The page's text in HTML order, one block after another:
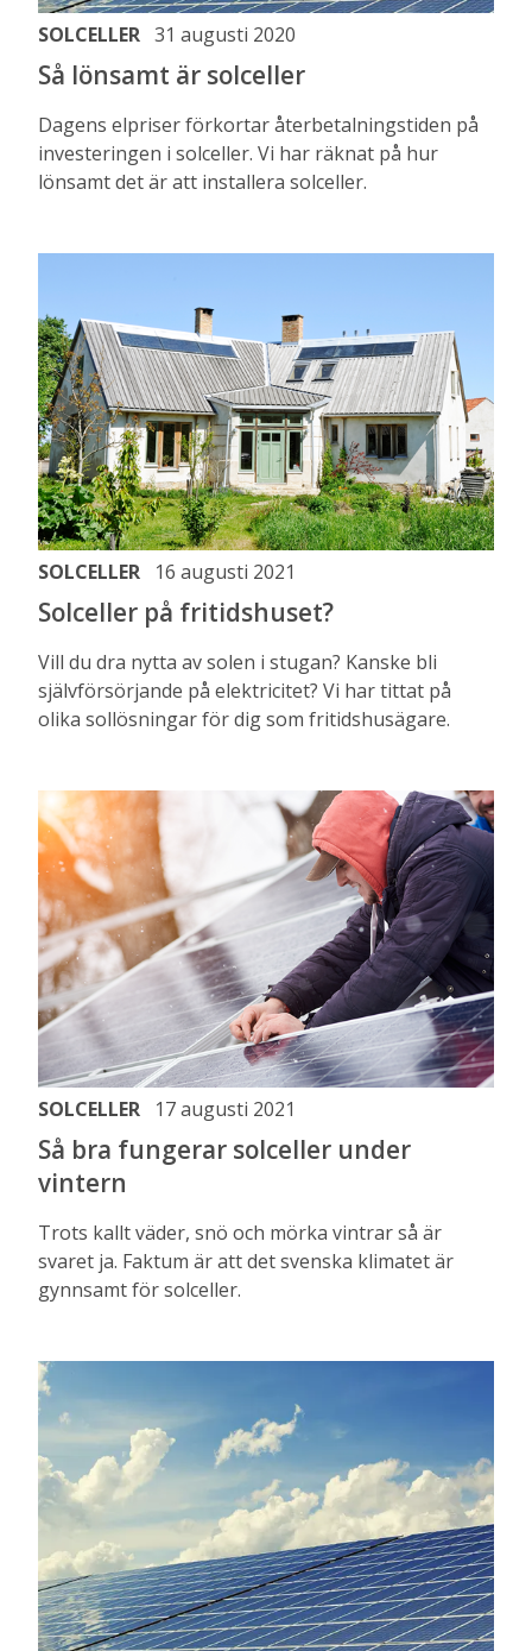
SOLCELLER 31 augusti 2020
Så lönsamt är solceller
Dagens elpriser förkortar återbetalningstiden på
investeringen i solceller. Vi har räknat på hur
lönsamt det är att installera solceller.
SOLCELLER 16 augusti 2021
Solceller på fritidshuset?
Vill du dra nytta av solen i stugan? Kanske bli
självförsörjande på elektricitet? Vi har tittat på
olika sollösningar för dig som fritidshusägare.
SOLCELLER 17 augusti 2021
Så bra fungerar solceller under
vintern
Trots kallt väder, snö och mörka vintrar så är
svaret ja. Faktum är att det svenska klimatet är
gynnsamt för solceller.